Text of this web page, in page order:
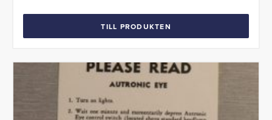
TILL PRODUKTEN